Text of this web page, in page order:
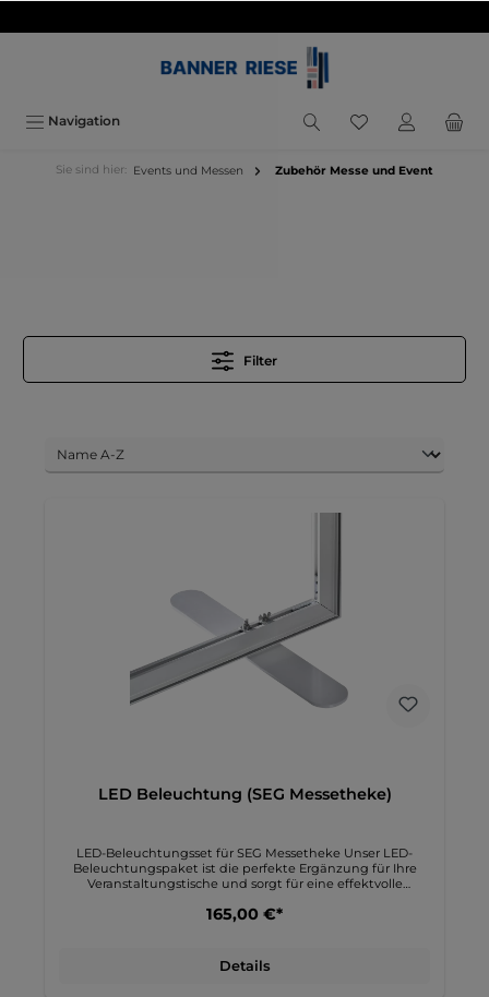
Navigation
Sie sind hier: Events und Messen Zubehör Messe und Event
Filter
LED Beleuchtung (SEG Messetheke)
LED-Beleuchtungsset für SEG Messetheke Unser LED-
Beleuchtungspaket ist die perfekte Ergänzung für Ihre
Veranstaltungstische und sorgt für eine effektvolle
Verwendung: Beleuchtet das gedruckte Motiv auf dem
Vorhang (30 W) 1 Steckernetzteil und 2,1 m Kabel Größe: 84
165,00 €*
Details